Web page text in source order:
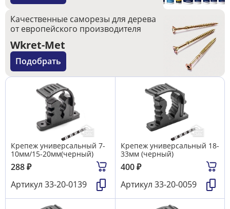
Качественные саморезы для дерева
от европейского производителя
Wkret-Met
Подобрать
Крепеж универсальный 7-
10мм/15-20мм(черный)
288₽
Артикул 33-20-0139
Крепеж универсальный 18-
33мм (черный)
400₽
Артикул 33-20-0059